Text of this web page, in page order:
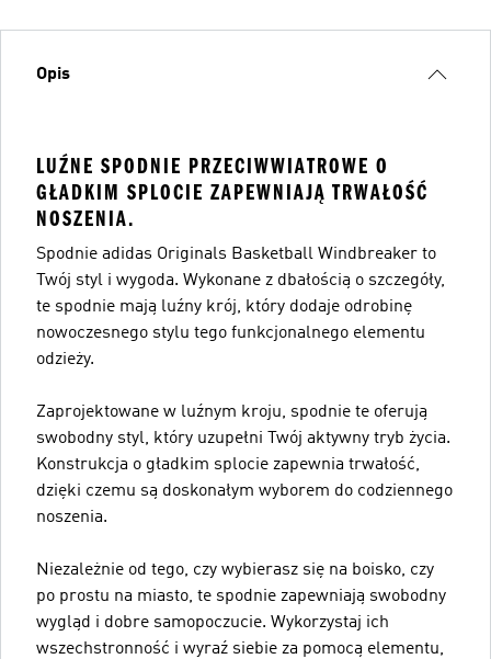
Opis
LUŹNE SPODNIE PRZECIWWIATROWE O
GŁADKIM SPLOCIE ZAPEWNIAJĄ TRWAŁOŚĆ
NOSZENIA.
Spodnie adidas Originals Basketball Windbreaker to
Twój styl i wygoda. Wykonane z dbałością o szczegóły,
te spodnie mają luźny krój, który dodaje odrobinę
nowoczesnego stylu tego funkcjonalnego elementu
odzieży.
Zaprojektowane w luźnym kroju, spodnie te oferują
swobodny styl, który uzupełni Twój aktywny tryb życia.
Konstrukcja o gładkim splocie zapewnia trwałość,
dzięki czemu są doskonałym wyborem do codziennego
noszenia.
Niezależnie od tego, czy wybierasz się na boisko, czy
po prostu na miasto, te spodnie zapewniają swobodny
wygląd i dobre samopoczucie. Wykorzystaj ich
wszechstronność i wyraź siebie za pomocą elementu,